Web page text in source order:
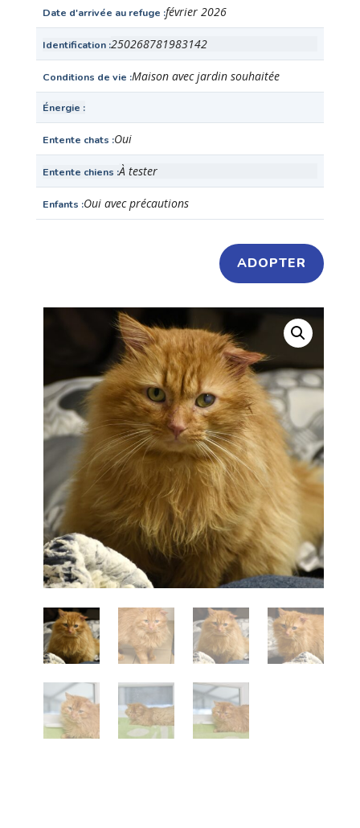
Date d'arrivée au refuge février 2026
Identification 250268781983142
Conditions de vie Maison avec jardin souhaitée
Énergie
Entente chats Oui
Entente chiens À tester
Enfants Oui avec précautions
ADOPTER